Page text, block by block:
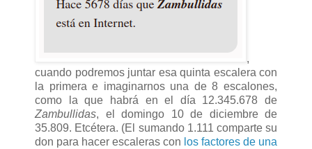
,
cuando podremos juntar esa quinta escalera con
la primera e imaginarnos una de 8 escalones,
como la que habrá en el día 12.345.678 de
Zambullidas, el domingo 10 de diciembre de
35.809. Etcétera. (El sumando 1.111 comparte su
don para hacer escaleras con los factores de una